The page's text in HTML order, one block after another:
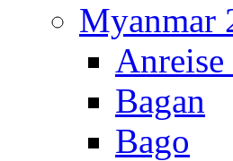
Myanmar
Anreise
Bagan
Bago